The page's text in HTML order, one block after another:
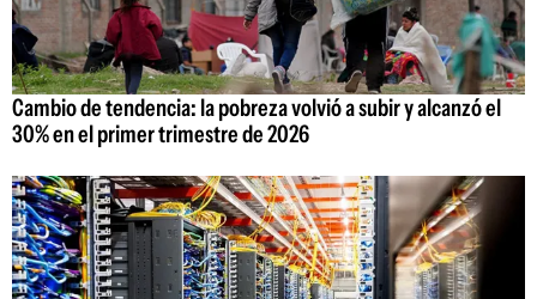
Cambio de tendencia: la pobreza volvió a subir y alcanzó el
30% en el primer trimestre de 2026